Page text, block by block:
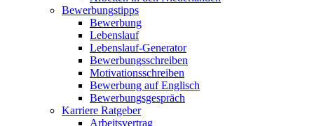
Bewerbungstipps
Bewerbung
Lebenslauf
Lebenslauf-Generator
Bewerbungsschreiben
Motivationsschreiben
Bewerbung auf Englisch
Bewerbungsgespräch
Karriere Ratgeber
Arbeitsvertrag